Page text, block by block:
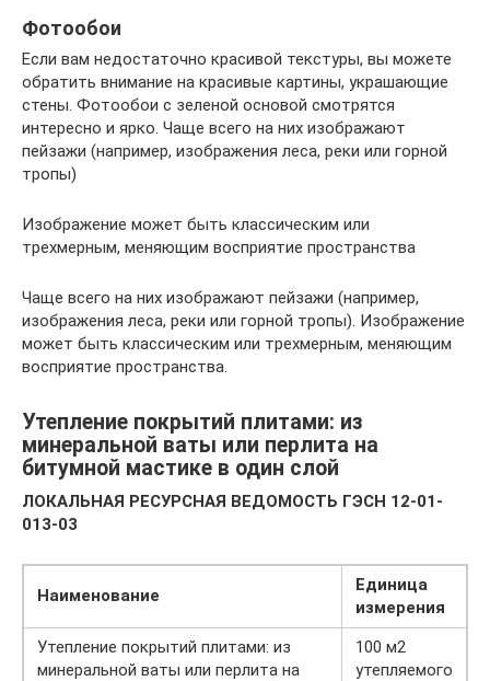
Фотообои
Если вам недостаточно красивой текстуры, вы можете
обратить внимание на красивые картины, украшающие
стены. Фотообои с зеленой основой смотрятся
интересно и ярко. Чаще всего на них изображают
пейзажи (например, изображения леса, реки или горной
тропы)
Изображение может быть классическим или
трехмерным, меняющим восприятие пространства
Чаще всего на них изображают пейзажи (например,
изображения леса, реки или горной тропы). Изображение
может быть классическим или трехмерным, меняющим
восприятие пространства.
Утепление покрытий плитами: из
минеральной ваты или перлита на
битумной мастике в один слой
ЛОКАЛЬНАЯ РЕСУРСНАЯ ВЕДОМОСТЬ ГЭСН 12-01-
013-03
Наименование
Единица
измерения
Утепление покрытий плитами: из
минеральной ваты или перлита на
100 м2
утепляемого